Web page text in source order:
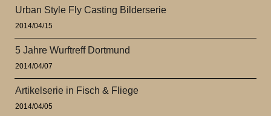
Urban Style Fly Casting Bilderserie
2014/04/15
5 Jahre Wurftreff Dortmund
2014/04/07
Artikelserie in Fisch & Fliege
2014/04/05